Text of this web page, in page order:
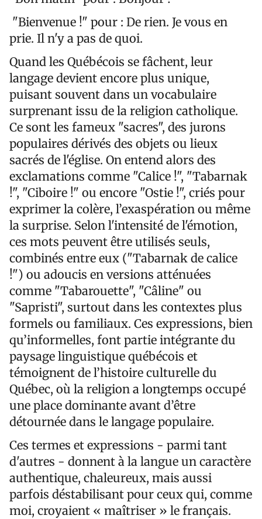
"Bienvenue !" pour : De rien. Je vous en
prie. Il n'y a pas de quoi.
Quand les Québécois se fâchent, leur
langage devient encore plus unique,
puisant souvent dans un vocabulaire
surprenant issu de la religion catholique.
Ce sont les fameux "sacres", des jurons
populaires dérivés des objets ou lieux
sacrés de l'église. On entend alors des
exclamations comme "Calice !", "Tabarnak
!", "Ciboire !" ou encore "Ostie !", criés pour
exprimer la colère, l’exaspération ou même
la surprise. Selon l'intensité de l'émotion,
ces mots peuvent être utilisés seuls,
combinés entre eux ("Tabarnak de calice
!") ou adoucis en versions atténuées
comme "Tabarouette", "Câline" ou
"Sapristi", surtout dans les contextes plus
formels ou familiaux. Ces expressions, bien
qu’informelles, font partie intégrante du
paysage linguistique québécois et
témoignent de l’histoire culturelle du
Québec, où la religion a longtemps occupé
une place dominante avant d’être
détournée dans le langage populaire.
Ces termes et expressions - parmi tant
d'autres - donnent à la langue un caractère
authentique, chaleureux, mais aussi
parfois déstabilisant pour ceux qui, comme
moi, croyaient « maîtriser » le français.